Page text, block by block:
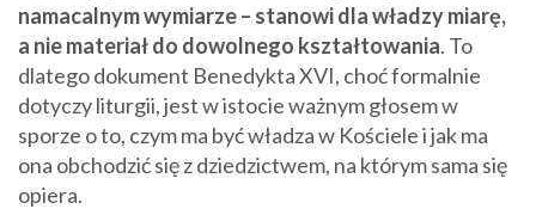
namacalnym wymiarze – stanowi dla władzy miarę,
a nie materiał do dowolnego kształtowania. To
dlatego dokument Benedykta XVI, choć formalnie
dotyczy liturgii, jest w istocie ważnym głosem w
sporze o to, czym ma być władza w Kościele i jak ma
ona obchodzić się z dziedzictwem, na którym sama się
opiera.